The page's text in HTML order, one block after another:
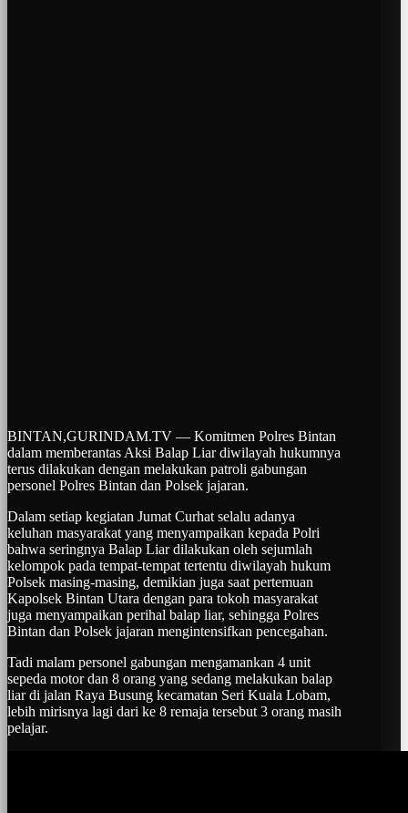
BINTAN,GURINDAM.TV — Komitmen Polres Bintan
dalam memberantas Aksi Balap Liar diwilayah hukumnya
terus dilakukan dengan melakukan patroli gabungan
personel Polres Bintan dan Polsek jajaran.
Dalam setiap kegiatan Jumat Curhat selalu adanya
keluhan masyarakat yang menyampaikan kepada Polri
bahwa seringnya Balap Liar dilakukan oleh sejumlah
kelompok pada tempat-tempat tertentu diwilayah hukum
Polsek masing-masing, demikian juga saat pertemuan
Kapolsek Bintan Utara dengan para tokoh masyarakat
juga menyampaikan perihal balap liar, sehingga Polres
Bintan dan Polsek jajaran mengintensifkan pencegahan.
Tadi malam personel gabungan mengamankan 4 unit
sepeda motor dan 8 orang yang sedang melakukan balap
liar di jalan Raya Busung kecamatan Seri Kuala Lobam,
lebih mirisnya lagi dari ke 8 remaja tersebut 3 orang masih
pelajar.